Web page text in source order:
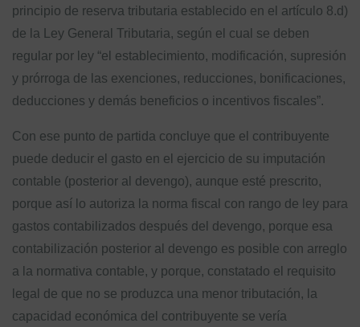
principio de reserva tributaria establecido en el artículo 8.d)
de la Ley General Tributaria, según el cual se deben
regular por ley “el establecimiento, modificación, supresión
y prórroga de las exenciones, reducciones, bonificaciones,
deducciones y demás beneficios o incentivos fiscales”.
Con ese punto de partida concluye que el contribuyente
puede deducir el gasto en el ejercicio de su imputación
contable (posterior al devengo), aunque esté prescrito,
porque así lo autoriza la norma fiscal con rango de ley para
gastos contabilizados después del devengo, porque esa
contabilización posterior al devengo es posible con arreglo
a la normativa contable, y porque, constatado el requisito
legal de que no se produzca una menor tributación, la
capacidad económica del contribuyente se vería